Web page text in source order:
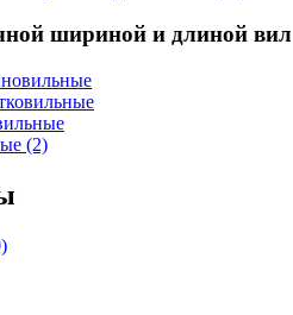
шириной и длиной вил
(2)